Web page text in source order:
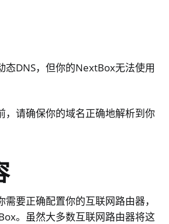
NitroTablet
机同步化
访问
态DNS，但你的NextBox无法使用
，请确保你的域名正确地解析到你
要正确配置你的互联网路由器，
。虽然大多数互联网路由器将这